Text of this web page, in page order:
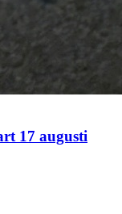
17 augusti